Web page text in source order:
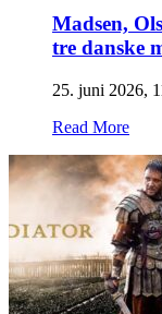
Madsen,
tre danske
25. juni 2026,
Read More